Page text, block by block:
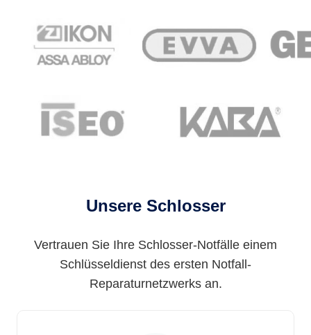
Unsere Schlosser
Vertrauen Sie Ihre Schlosser-Notfälle einem
Schlüsseldienst des ersten Notfall-
Reparaturnetzwerks an.